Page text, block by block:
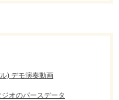
) デモ演奏動画
オのパースデータ